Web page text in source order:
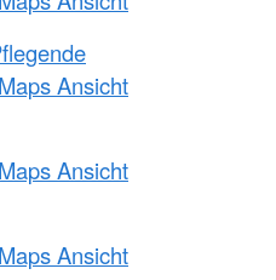
Ansicht
Ansicht
Ansicht